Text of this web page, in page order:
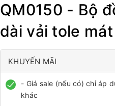
QM0150 - Bộ
dài vải tole mát
KHUYẾN MÃI
- Giá sale (nếu có) chỉ áp
khác